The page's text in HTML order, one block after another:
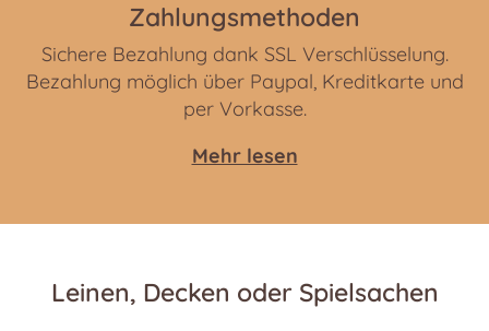
Zahlungsmethoden
Sichere Bezahlung dank SSL Verschlüsselung.
Bezahlung möglich über Paypal, Kreditkarte und
per Vorkasse.
Mehr lesen
Leinen, Decken oder Spielsachen